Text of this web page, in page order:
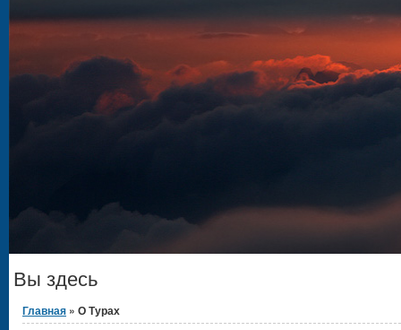
Вы здесь
Главная » О Турах